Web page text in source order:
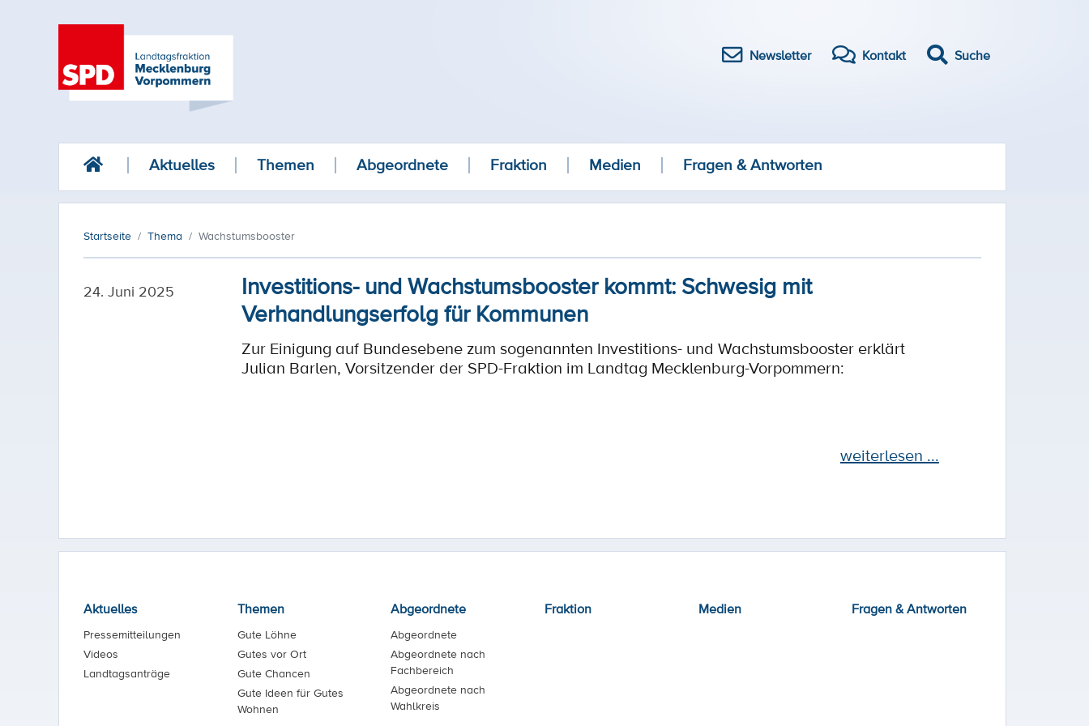
Newsletter Kontakt Suche
Aktuelles Themen Abgeordnete Fraktion Medien Fragen & Antworten
Startseite Thema Wachstumsbooster
24. Juni 2025
Investitions- und Wachstumsbooster kommt: Schwesig mit
Verhandlungserfolg für Kommunen
Zur Einigung auf Bundesebene zum sogenannten Investitions- und Wachstumsbooster erklärt
Julian Barlen, Vorsitzender der SPD-Fraktion im Landtag Mecklenburg-Vorpommern:
weiterlesen ...
Aktuelles
Pressemitteilungen
Videos
Landtagsanträge
Themen
Gute Löhne
Gutes vor Ort
Gute Chancen
Gute Ideen für Gutes
Wohnen
Abgeordnete
Abgeordnete
Abgeordnete nach
Fachbereich
Abgeordnete nach
Wahlkreis
Fraktion Medien Fragen & Antworten